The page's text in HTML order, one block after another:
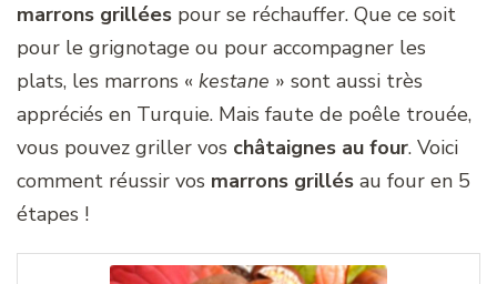
marrons grillées pour se réchauffer. Que ce soit
pour le grignotage ou pour accompagner les
plats, les marrons « kestane » sont aussi très
appréciés en Turquie. Mais faute de poêle trouée,
vous pouvez griller vos châtaignes au four. Voici
comment réussir vos marrons grillés au four en 5
étapes !